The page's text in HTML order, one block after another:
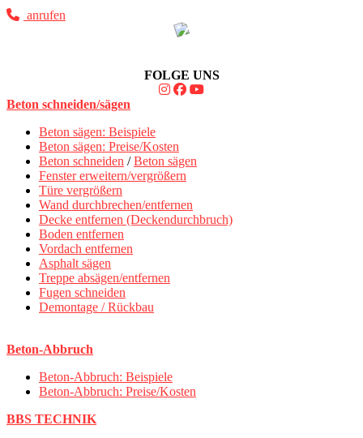
anrufen
FOLGE UNS
Beton schneiden/sägen
Beton sägen: Beispiele
Beton sägen: Preise/Kosten
Beton schneiden /Beton sägen
Fenster erweitern/vergrößern
Türe vergrößern
Wand durchbrechen/entfernen
Decke entfernen (Deckendurchbruch)
Boden entfernen
Vordach entfernen
Asphalt sägen
Treppe absägen/entfernen
Fugen schneiden
Demontage / Rückbau
Beton-Abbruch
Beton-Abbruch: Beispiele
Beton-Abbruch: Preise/Kosten
BBS TECHNIK